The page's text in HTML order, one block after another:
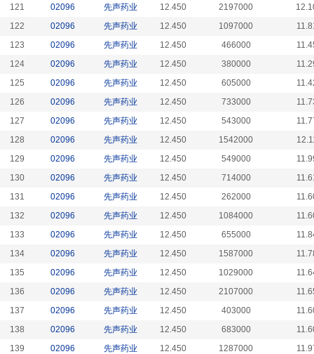
121
02096 先声药业 12.450 2197000
122
02096 先声药业 12.450 1097000
123
02096 先声药业 12.450 466000
124
02096 先声药业 12.450 380000
125
02096 先声药业 12.450 605000
126
02096 先声药业 12.450 733000
127
02096 先声药业 12.450 543000
128
02096 先声药业 12.450 1542000
129
02096 先声药业 12.450 549000
130
02096 先声药业 12.450 714000
131
02096 先声药业 12.450 262000
132
02096 先声药业 12.450 1084000
133
02096 先声药业 12.450 655000
134
02096 先声药业 12.450 1587000
135
02096 先声药业 12.450 1029000
136
02096 先声药业 12.450 2107000
137
02096 先声药业 12.450 403000
138
02096 先声药业 12.450 683000
139
02096 先声药业 12.450 1287000